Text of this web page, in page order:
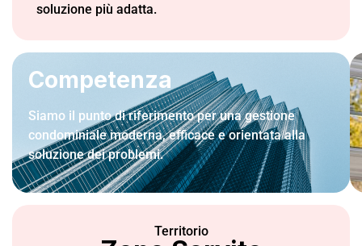
soluzione più adatta.
Competenza
Siamo il punto di riferimento per una gestione
condominiale moderna, efficace e orientata alla
soluzione dei problemi.
Territorio